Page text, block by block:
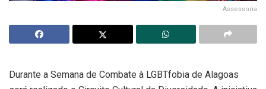
Assessoria
Durante a Semana de Combate à LGBTfobia de Alagoas